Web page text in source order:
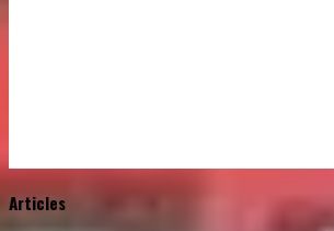
© Free Joomla! 3 Modules- by
Articles